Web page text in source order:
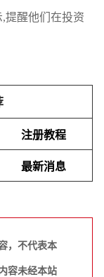
提醒他们在投资
注册教程
最新消息
，不代表本
容未经本站